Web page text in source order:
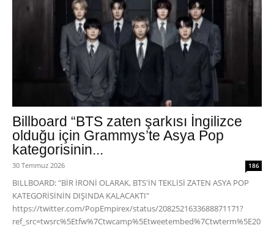
Billboard “BTS zaten şarkısı İngilizce
olduğu için Grammys’te Asya Pop
kategorisinin...
30 Temmuz 2026 186
BILLBOARD: "BİR İRONİ OLARAK, BTS'İN TEKLİSİ ZATEN ASYA POP
KATEGORİSİNİN DIŞINDA KALACAKTI"
https://twitter.com/PopEmpirex/status/2082521633688871171?
ref_src=twsrc%5Etfw%7Ctwcamp%5Etweetembed%7Ctwterm%5E20